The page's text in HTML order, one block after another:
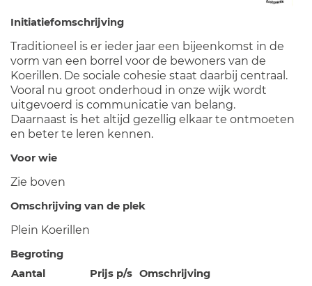
Initiatiefomschrijving
Traditioneel is er ieder jaar een bijeenkomst in de
vorm van een borrel voor de bewoners van de
Koerillen. De sociale cohesie staat daarbij centraal.
Vooral nu groot onderhoud in onze wijk wordt
uitgevoerd is communicatie van belang.
Daarnaast is het altijd gezellig elkaar te ontmoeten
en beter te leren kennen.
Voor wie
Zie boven
Omschrijving van de plek
Plein Koerillen
Begroting
Aantal
Prijs p/s Omschrijving